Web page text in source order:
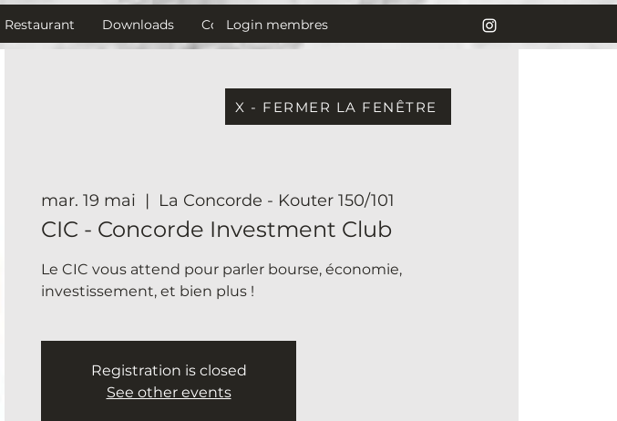
Restaurant Downloads ContactLogin membres
mar. 19 mai
  |
La Concorde - Kouter 150/101
CIC - Concorde Investment Club
Le CIC vous attend pour parler bourse, économie,
investissement, et bien plus !
Registration is closed
See other events
X - FERMER LA FENÊTRE